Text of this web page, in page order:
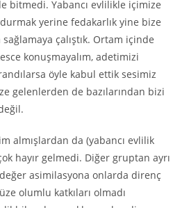
bitmedi. Yabancı evlilikle içimize
yerine fedakarlık yine bize
çalıştık. Ortam içinde
konuşmayalım, adetimizi
öyle kabul ettik sesimiz
gelenlerden de bazılarından bizi
almışlardan da (yabancı evlilik
hayır gelmedi. Diğer gruptan ayrı
asimilasyona onlarda direnç
olumlu katkıları olmadı